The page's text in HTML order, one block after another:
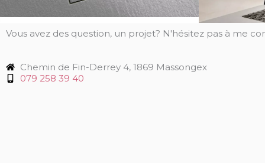
Vous avez des question, un projet? N'hésitez pas à me
Chemin de Fin-Derrey 4, 1869 Massongex
079 258 39 40